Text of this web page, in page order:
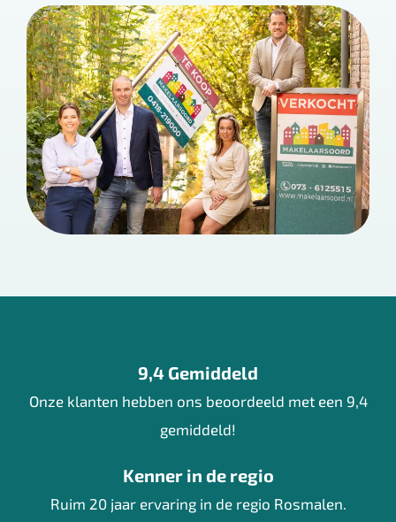
9,4 Gemiddeld
Onze klanten hebben ons beoordeeld met een 9,4
gemiddeld!
Kenner in de regio
Ruim 20 jaar ervaring in de regio Rosmalen.